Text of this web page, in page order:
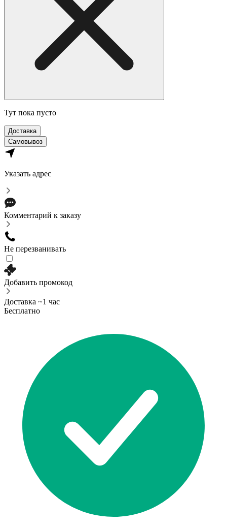
Тут пока пусто
Доставка
Самовывоз
Указать адрес
Комментарий к заказу
Не перезванивать
Добавить промокод
Доставка ~1 час
Бесплатно